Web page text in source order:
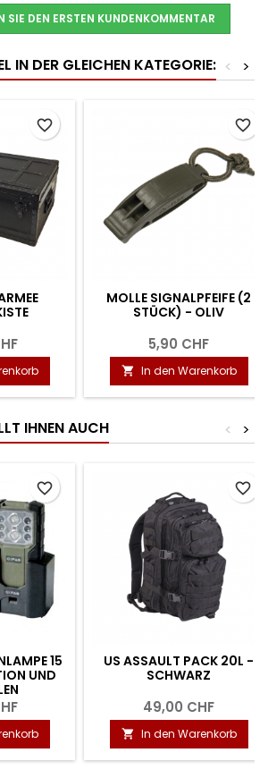
SIE DEN ERSTEN KUNDENKOMMENTAR
IN DER GLEICHEN KATEGORIE: >
<
favorite_border
MOLLE SIGNALPFEIFE (2
STÜCK) - OLIV
5,90 CHF
 In den Warenkorb
favorite_border
IHNEN AUCH >
<
15
UND
favorite_border
US ASSAULT PACK 20L -
SCHWARZ
49,00 CHF
 In den Warenkorb
favorite_border